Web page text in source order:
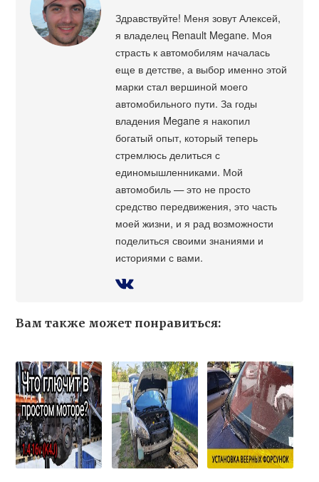
Здравствуйте! Меня зовут Алексей,
я владелец Renault Megane. Моя
страсть к автомобилям началась
еще в детстве, а выбор именно этой
марки стал вершиной моего
автомобильного пути. За годы
владения Megane я накопил
богатый опыт, который теперь
стремлюсь делиться с
единомышленниками. Мой
автомобиль — это не просто
средство передвижения, это часть
моей жизни, и я рад возможности
поделиться своими знаниями и
историями с вами.
Вам также может понравиться: